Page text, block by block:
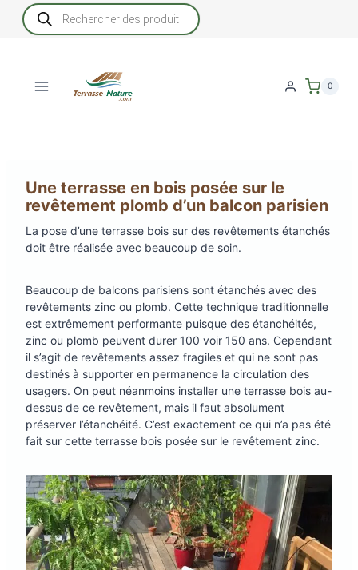
Recherche
de
produits
0
Une terrasse en bois posée sur le
revêtement plomb d’un balcon parisien
La pose d’une terrasse bois sur des revêtements étanchés
doit être réalisée avec beaucoup de soin.
Beaucoup de balcons parisiens sont étanchés avec des
revêtements zinc ou plomb. Cette technique traditionnelle
est extrêmement performante puisque des étanchéités,
zinc ou plomb peuvent durer 100 voir 150 ans. Cependant
il s’agit de revêtements assez fragiles et qui ne sont pas
destinés à supporter en permanence la circulation des
usagers. On peut néanmoins installer une terrasse bois au-
dessus de ce revêtement, mais il faut absolument
préserver l’étanchéité. C’est exactement ce qui n’a pas été
fait sur cette terrasse bois posée sur le revêtement zinc.